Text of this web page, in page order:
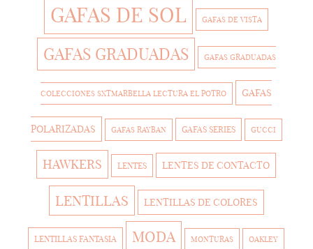
GAFAS DE SOL GAFAS DE VISTA
GAFAS GRADUADAS GAFAS GRADUADAS
COLECCIONES SXTMARBELLA LECTURA EL POTRO GAFAS
POLARIZADAS GAFAS RAYBAN GAFAS SERIES GUCCI
HAWKERS LENTES LENTES DE CONTACTO
LENTILLAS LENTILLAS DE COLORES
LENTILLAS FANTASIA MODA MONTURAS OAKLEY